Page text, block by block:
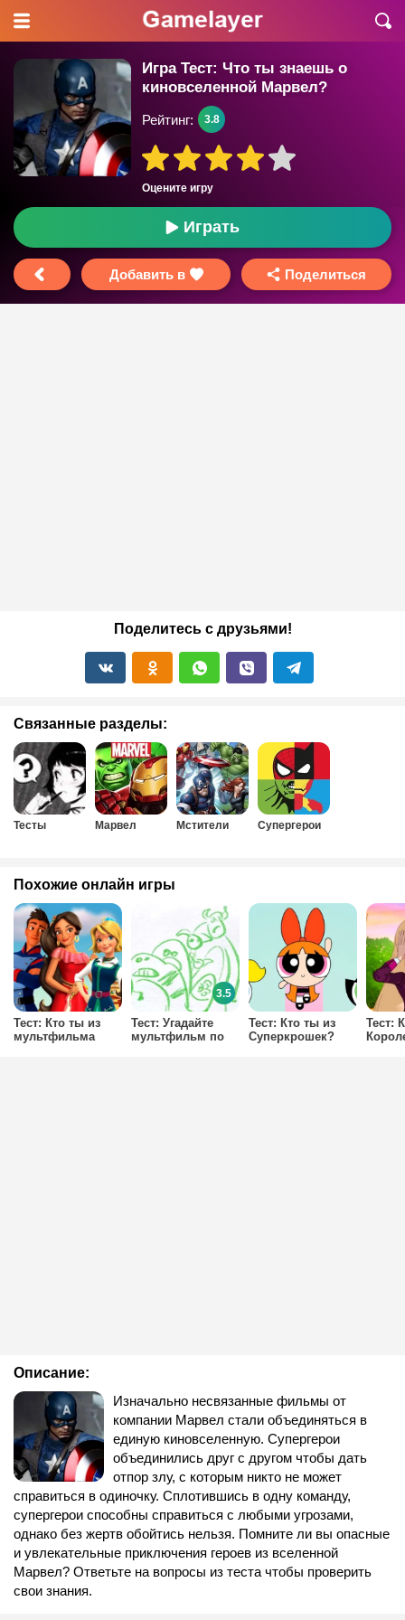
Игра Тест: Что ты знаешь о
киновселенной Марвел?
Оцените игру
Рейтинг: 3.8
Играть
Добавить в Поделиться
Поделитесь с друзьями!
Связанные разделы:
Тесты Марвел Мстители Супергерои
Описание:
Изначально несвязанные фильмы от
компании Марвел стали объединяться в
единую киновселенную. Супергерои
объединились друг с другом чтобы дать
отпор злу, с которым никто не может
справиться в одиночку. Сплотившись в одну команду,
супергерои способны справиться с любыми угрозами,
однако без жертв обойтись нельзя. Помните ли вы опасные
и увлекательные приключения героев из вселенной
Марвел? Ответьте на вопросы из теста чтобы проверить
свои знания.
Похожие онлайн игры
Тест: Кто ты из
мультфильма
Тест: Угадайте
мультфильм по
3.5
Тест: Кто ты из
Суперкрошек?
Тест: